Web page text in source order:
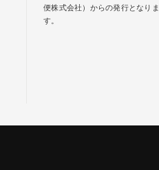
便株式会社）からの発行となりま
す。